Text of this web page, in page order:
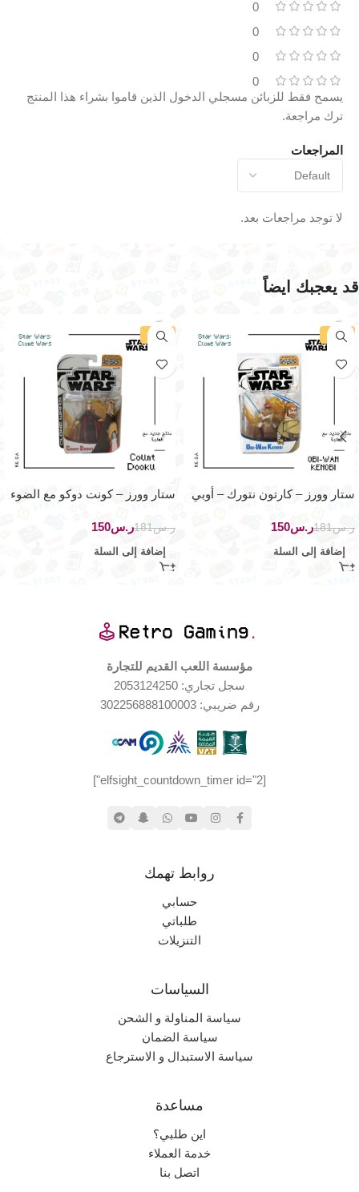
0
0
0
0
المراجعات
لا توجد مراجعات بعد.
يسمح فقط للزبائن مسجلي الدخول الذين قاموا بشراء هذا المنتج
ترك مراجعة.
قد يعجبك ايضاً
-17%
ستار وورز – كارتون نتورك – أوبي
ر.س181ر.س150
إضافة إلى السلة
-17%
ستار وورز – كونت دوكو مع الضوء
ر.س181ر.س150
إضافة إلى السلة
مؤسسة اللعب القديم للتجارة
سجل تجاري: 2053124250
رقم ضريبي: 302256888100003
[elfsight_countdown_timer id="2"]
روابط تهمك
حسابي
طلباتي
التنزيلات
السياسات
سياسة المناولة و الشحن
سياسة الضمان
سياسة الاستبدال و الاسترجاع
مساعدة
اين طلبي؟
خدمة العملاء
اتصل بنا